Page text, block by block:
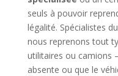
seuls à pouvoir
légalité. Spécialistes du
nous reprenons tout
utilitaires ou camions
absente ou que le